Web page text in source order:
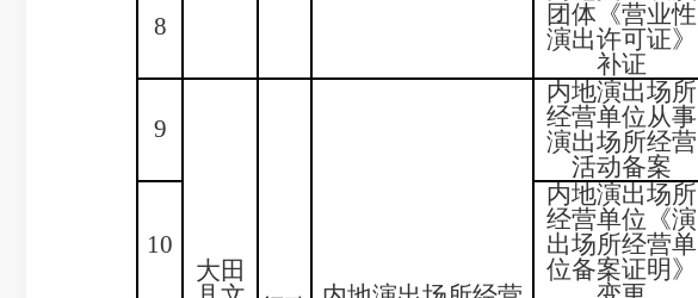
8
团体《营业性
演出许可证》
补证
9
大田
内地演出场所
经营单位从事
演出场所经营
活动备案
10
内地演出场所
经营单位《演
出场所经营单
位备案证明》